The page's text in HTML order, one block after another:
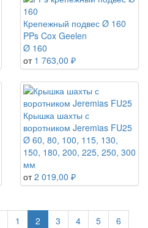
Крепежный подвес Ø 160
PPs Cox Geelen
Ø 160
от 1 763,00 ₽
Крышка шахты с
воротником Jeremias FU25
Ø 60, 80, 100, 115, 130,
150, 180, 200, 225, 250, 300
мм
от 2 019,00 ₽
1 2 3 4 5
6